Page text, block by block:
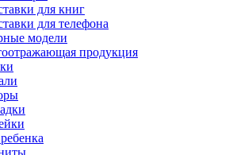
для книг
для телефона
модели
продукция